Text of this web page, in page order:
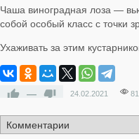
Чаша виноградная лоза —
собой особый класс с точки
Ухаживать за этим
— 24.02.2021